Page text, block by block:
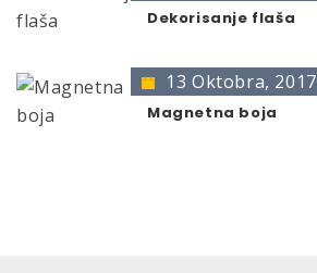
Dekorisanje flaša
13 Oktobra, 2017
Magnetna boja